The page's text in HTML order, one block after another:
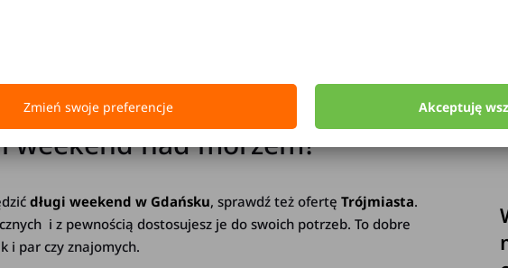
nad
miejsc i będziesz mógł cieszyć się wakacjami w pełni.
spędzić długi weekend nad morzem i dlaczego najlepiej
weekend nad morzem?
długi weekend w Gdańsku, sprawdź też ofertęTrójmiasta.
i z pewnością dostosujesz je do swoich potrzeb. To dobre
i par czy znajomych.
Zmień swoje preferencje Akceptuję